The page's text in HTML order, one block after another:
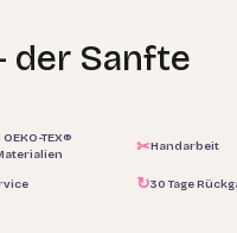
der Sanfte
TEX®
✂Handarbeit
↻30 Tage